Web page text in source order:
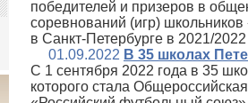
победителей и призеров в
соревнований (игр)
в Санкт‑Петербурге в 2021/
01.09.2022 В 35 школах
С 1 сентября 2022 года в 35
которого стала